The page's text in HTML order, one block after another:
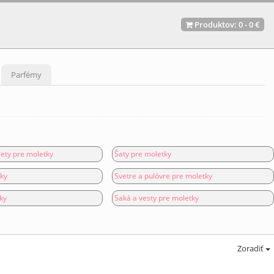
Produktov: 0-0 €
Parfémy
pre moletky Šaty pre moletky
Svetre a pulóvre pre moletky
Saká a vesty pre moletky
Zoradiť